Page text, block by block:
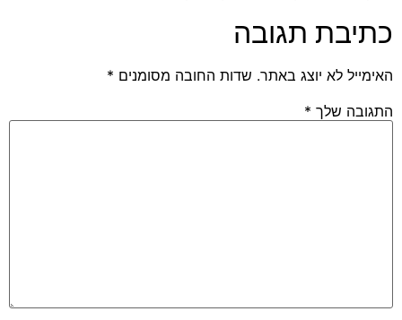
כתיבת תגובה
האימייל לא יוצג באתר. שדות החובה מסומנים *
התגובה שלך *